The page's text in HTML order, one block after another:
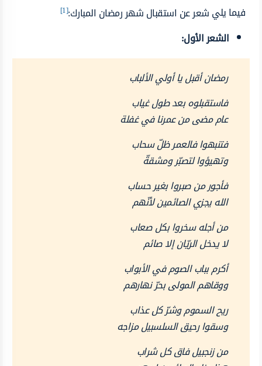
فيما يليشعر عن استقبال شهر رمضان المبارك:[1]
الشعر الأول:
رمضان أقبل يا أولي الألباب
فاستقبلوه بعد طول غياب
عام مضى من عمرنا في غفلة
فتنبهوا فالعمر ظلّ سحاب
وتهيؤوا لتصبّر ومشقةّ
فأجور من صبروا بغير حساب
الله يجزي الصائمين لأنّهم
من أجله سخروا بكل صعاب
لا يدخل الريّان إلا صائم
أكرم بباب الصوم في الأبواب
ووقاهم المولى بحرّ نهارهم
ريح السموم وشرّ كل عذاب
وسقوا رحيق السلسبيل مزاجه
من زنجبيل فاق كل شراب